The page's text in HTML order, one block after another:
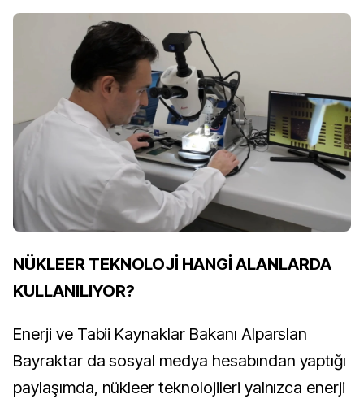
NÜKLEER TEKNOLOJİ HANGİ ALANLARDA
KULLANILIYOR?
Enerji ve Tabii Kaynaklar Bakanı Alparslan
Bayraktar da sosyal medya hesabından yaptığı
paylaşımda, nükleer teknolojileri yalnızca enerji